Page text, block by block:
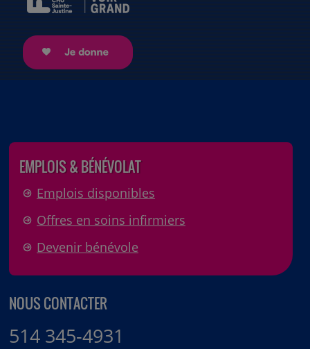
EMPLOIS & BÉNÉVOLAT
Emplois disponibles
Offres en soins infirmiers
Devenir bénévole
NOUS CONTACTER
514 345-4931